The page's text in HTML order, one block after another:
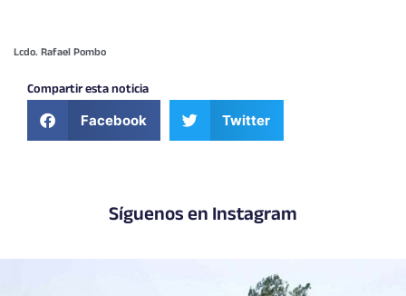
Lcdo. Rafael Pombo
Compartir esta noticia
Facebook Twitter
Síguenos en Instagram